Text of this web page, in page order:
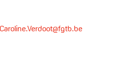
Caroline.Verdoot@fgtb.be